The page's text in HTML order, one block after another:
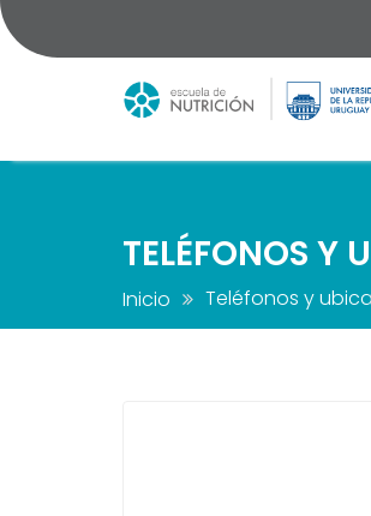
al
TELÉFONOS Y
Inicio Teléfonos y